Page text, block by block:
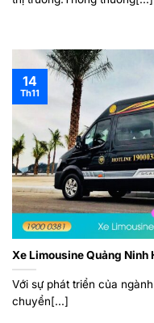
Xe Limousine Quảng Ninh
Với sự phát triển của
chuyển[...]
14
Th11